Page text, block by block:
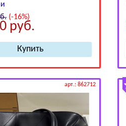
(-16%)
руб.
арт.: 862712